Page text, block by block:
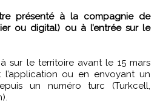
présenté à la compagnie de
ou digital) ou à l’entrée sur le
sur le territoire avant le 15 mars
l’application ou en envoyant un
un numéro turc (Turkcell,